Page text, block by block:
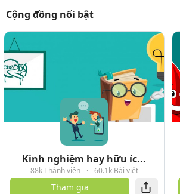
Cộng đồng nổi bật
Kinh nghiệm hay hữu íc...
88k Thành viên · 60.1k Bài viết
Tham gia